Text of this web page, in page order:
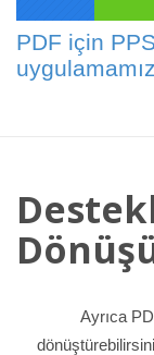
PDF için
Ayrıca